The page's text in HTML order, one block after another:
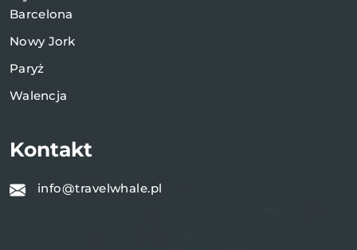
Barcelona
Nowy Jork
Paryż
Walencja
Kontakt
info@travelwhale.pl